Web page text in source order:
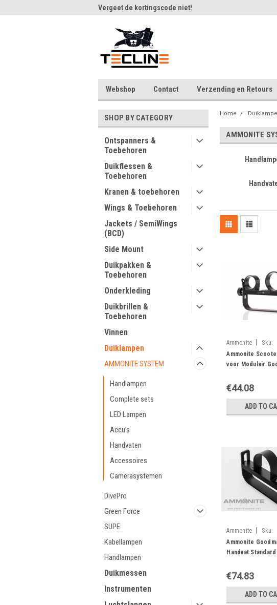
Vergeet de kortingscode niet!
Webshop Contact Verzending en Retours
SHOP BY CATEGORY
Ontspanners &
Toebehoren
Duikflessen &
Toebehoren
Kranen & toebehoren
Wings & Toebehoren
Jackets / SemiWings
(BCD)
Side Mount
Duikpakken &
Toebehoren
Onderkleding
Duikbrillen &
Toebehoren
Vinnen
Duiklampen
AMMONITE SYSTEM
Handlampen
Complete sets
LED Lampen
Accu's
Handvaten
Accessoires
Camerasystemen
DivePro
Green Force
SUPE
Kabellampen
Handlampen
Duikmessen
Instrumenten
Home
AMMONITE
Ammonite
Sku:
05900316921011
Ammonite
voor Modulair
€44.08
ADD TO
Ammonite
Sku:
05900316920328
Ammonite
Handvat Standard
€74.83
ADD TO